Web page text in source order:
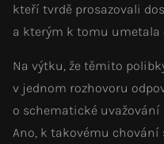
kteří tvrdě prosazovali
a kterým k tomu umetala
Na výtku, že těmito
v jednom rozhovoru
o schematické
Ano, k takovému